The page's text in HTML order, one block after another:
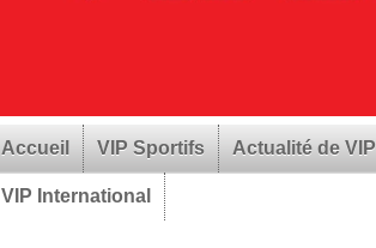
Accueil VIP Sportifs Actualité de VIP
VIP International